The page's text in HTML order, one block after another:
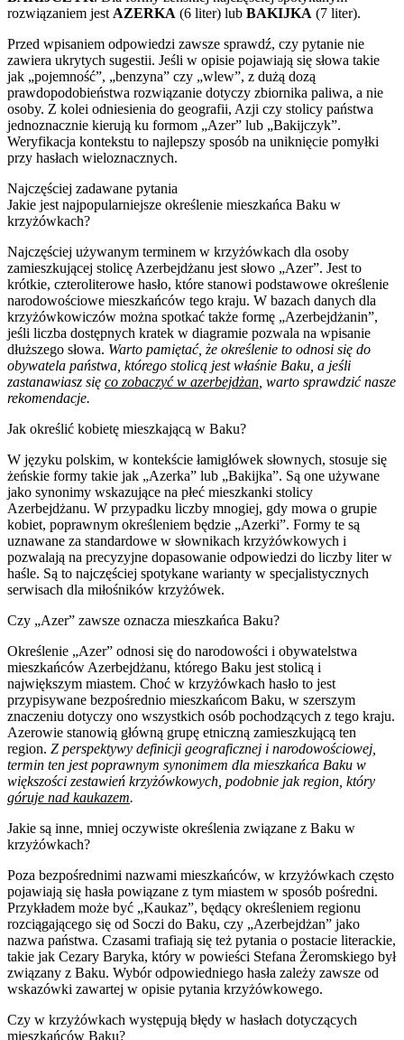
rozwiązaniem jest AZERKA (6 liter) lub BAKIJKA (7 liter).
Przed wpisaniem odpowiedzi zawsze sprawdź, czy pytanie nie
zawiera ukrytych sugestii. Jeśli w opisie pojawiają się słowa takie
jak „pojemność”, „benzyna” czy „wlew”, z dużą dozą
prawdopodobieństwa rozwiązanie dotyczy zbiornika paliwa, a nie
osoby. Z kolei odniesienia do geografii, Azji czy stolicy państwa
jednoznacznie kierują ku formom „Azer” lub „Bakijczyk”.
Weryfikacja kontekstu to najlepszy sposób na uniknięcie pomyłki
przy hasłach wieloznacznych.
Najczęściej zadawane pytania
Jakie jest najpopularniejsze określenie mieszkańca Baku w
krzyżówkach?
Najczęściej używanym terminem w krzyżówkach dla osoby
zamieszkującej stolicę Azerbejdżanu jest słowo „Azer”. Jest to
krótkie, czteroliterowe hasło, które stanowi podstawowe określenie
narodowościowe mieszkańców tego kraju. W bazach danych dla
krzyżówkowiczów można spotkać także formę „Azerbejdżanin”,
jeśli liczba dostępnych kratek w diagramie pozwala na wpisanie
dłuższego słowa. Warto pamiętać, że określenie to odnosi się do
obywatela państwa, którego stolicą jest właśnie Baku, a jeśli
zastanawiasz się co zobaczyć w azerbejdżan , warto sprawdzić nasze
rekomendacje.
Jak określić kobietę mieszkającą w Baku?
W języku polskim, w kontekście łamigłówek słownych, stosuje się
żeńskie formy takie jak „Azerka” lub „Bakijka”. Są one używane
jako synonimy wskazujące na płeć mieszkanki stolicy
Azerbejdżanu. W przypadku liczby mnogiej, gdy mowa o grupie
kobiet, poprawnym określeniem będzie „Azerki”. Formy te są
uznawane za standardowe w słownikach krzyżówkowych i
pozwalają na precyzyjne dopasowanie odpowiedzi do liczby liter w
haśle. Są to najczęściej spotykane warianty w specjalistycznych
serwisach dla miłośników krzyżówek.
Czy „Azer” zawsze oznacza mieszkańca Baku?
Określenie „Azer” odnosi się do narodowości i obywatelstwa
mieszkańców Azerbejdżanu, którego Baku jest stolicą i
największym miastem. Choć w krzyżówkach hasło to jest
przypisywane bezpośrednio mieszkańcom Baku, w szerszym
znaczeniu dotyczy ono wszystkich osób pochodzących z tego kraju.
Azerowie stanowią główną grupę etniczną zamieszkującą ten
region. Z perspektywy definicji geograficznej i narodowościowej,
termin ten jest poprawnym synonimem dla mieszkańca Baku w
większości zestawień krzyżówkowych, podobnie jak region, który
góruje nad kaukazem.
Jakie są inne, mniej oczywiste określenia związane z Baku w
krzyżówkach?
Poza bezpośrednimi nazwami mieszkańców, w krzyżówkach często
pojawiają się hasła powiązane z tym miastem w sposób pośredni.
Przykładem może być „Kaukaz”, będący określeniem regionu
rozciągającego się od Soczi do Baku, czy „Azerbejdżan” jako
nazwa państwa. Czasami trafiają się też pytania o postacie literackie,
takie jak Cezary Baryka, który w powieści Stefana Żeromskiego był
związany z Baku. Wybór odpowiedniego hasła zależy zawsze od
wskazówki zawartej w opisie pytania krzyżówkowego.
Czy w krzyżówkach występują błędy w hasłach dotyczących
mieszkańców Baku?